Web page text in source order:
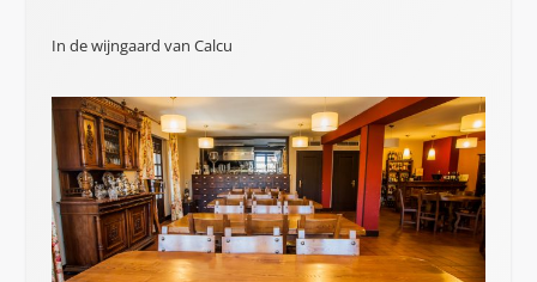
In de wijngaard van Calcu